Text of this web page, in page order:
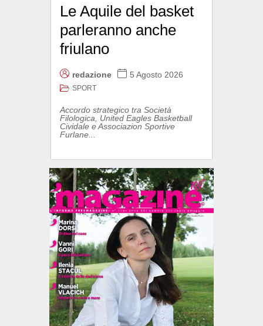
Le Aquile del basket
parleranno anche
friulano
redazione 5 Agosto 2026
SPORT
Accordo strategico tra Società
Filologica, United Eagles Basketball
Cividale e Associazion Sportive
Furlane...